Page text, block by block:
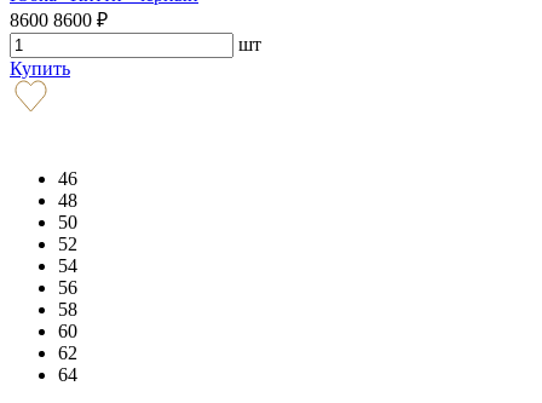
8600 8600 ₽
шт
Купить
46
48
50
52
54
56
58
60
62
64